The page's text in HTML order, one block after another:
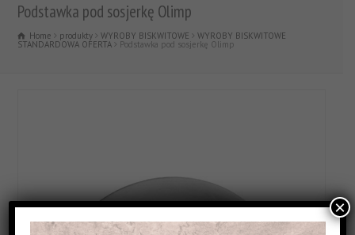
Podstawka pod sosjerkę Olimp
Home produkty WYROBY BISKWITOWE WYROBY BISKWITOWE
STANDARDOWA OFERTA Podstawka pod sosjerkę Olimp
×